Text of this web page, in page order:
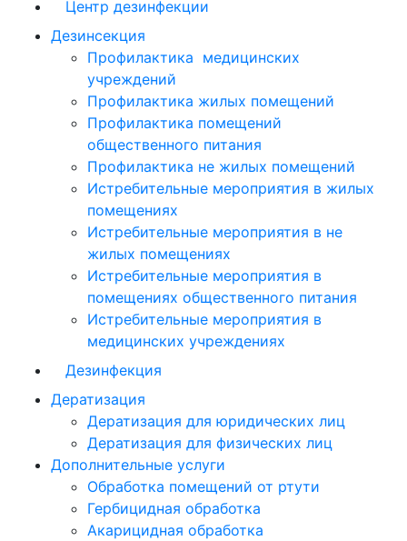
Центр дезинфекции
Дезинсекция
Профилактика медицинских
учреждений
Профилактика жилых помещений
Профилактика помещений
общественного питания
Профилактика не жилых помещений
Истребительные мероприятия в жилых
помещениях
Истребительные мероприятия в не
жилых помещениях
Истребительные мероприятия в
помещениях общественного питания
Истребительные мероприятия в
медицинских учреждениях
Дезинфекция
Дератизация
Дератизация для юридических лиц
Дератизация для физических лиц
Дополнительные услуги
Обработка помещений от ртути
Гербицидная обработка
Акарицидная обработка